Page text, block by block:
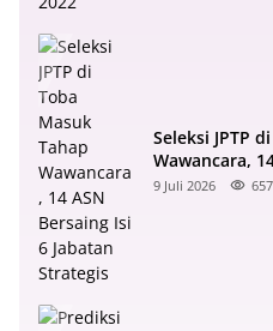
Seleksi JPTP
Wawancara,
Strategis
9 Juli 2026 657